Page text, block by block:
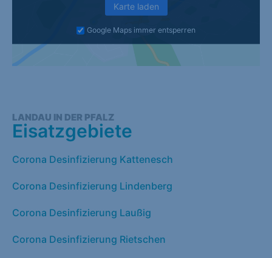
Karte laden
Google Maps immer entsperren
LANDAU IN DER PFALZ
Eisatzgebiete
Corona Desinfizierung Kattenesch
Corona Desinfizierung Lindenberg
Corona Desinfizierung Laußig
Corona Desinfizierung Rietschen